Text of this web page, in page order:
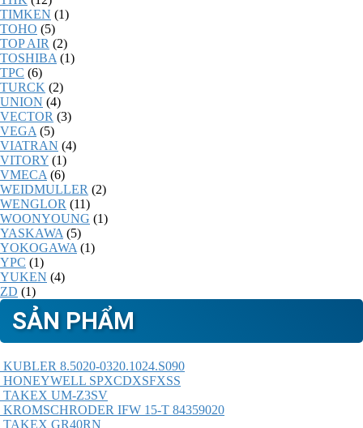
TIMKEN (1)
TOHO (5)
TOP AIR (2)
TOSHIBA (1)
TPC (6)
TURCK (2)
UNION (4)
VECTOR (3)
VEGA (5)
VIATRAN (4)
VITORY (1)
VMECA (6)
WEIDMULLER (2)
WENGLOR (11)
WOONYOUNG (1)
YASKAWA (5)
YOKOGAWA (1)
YPC (1)
YUKEN (4)
ZD (1)
SẢN PHẨM
KUBLER 8.5020-0320.1024.S090
HONEYWELL SPXCDXSFXSS
TAKEX UM-Z3SV
KROMSCHRODER IFW 15-T 84359020
TAKEX GR40RN